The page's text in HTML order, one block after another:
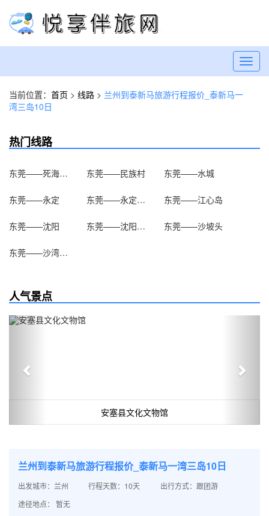
当前位置： 首页 > 线路 > 兰州到泰新马旅游行程报价_泰新马一
湾三岛10日
热门线路
东莞——死海漂浮 东莞——民族村 东莞——水城
东莞——永定 东莞——永定土楼 东莞——江心岛
东莞——沈阳 东莞——沈阳故宫 东莞——沙坡头
东莞——沙湾古镇
人气景点
安塞县文化文物馆
Previous
兰州到泰新马旅游行程报价_泰新马一湾三岛10日
出发城市：兰州 行程天数：10天
出行方式：跟团游
途径地点： 暂无